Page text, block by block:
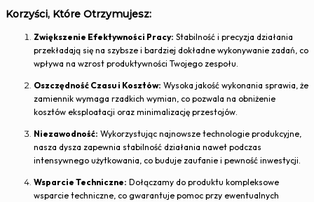
Korzyści, Które Otrzymujesz:
Zwiększenie Efektywności Pracy: Stabilność i precyzja działania
przekładają się na szybsze i bardziej dokładne wykonywanie zadań, co
wpływa na wzrost produktywności Twojego zespołu.
Oszczędność Czasu i Kosztów: Wysoka jakość wykonania sprawia, że
zamiennik wymaga rzadkich wymian, co pozwala na obniżenie
kosztów eksploatacji oraz minimalizację przestojów.
Niezawodność: Wykorzystując najnowsze technologie produkcyjne,
nasza dysza zapewnia stabilność działania nawet podczas
intensywnego użytkowania, co buduje zaufanie i pewność inwestycji.
Wsparcie Techniczne: Dołączamy do produktu kompleksowe
wsparcie techniczne, co gwarantuje pomoc przy ewentualnych